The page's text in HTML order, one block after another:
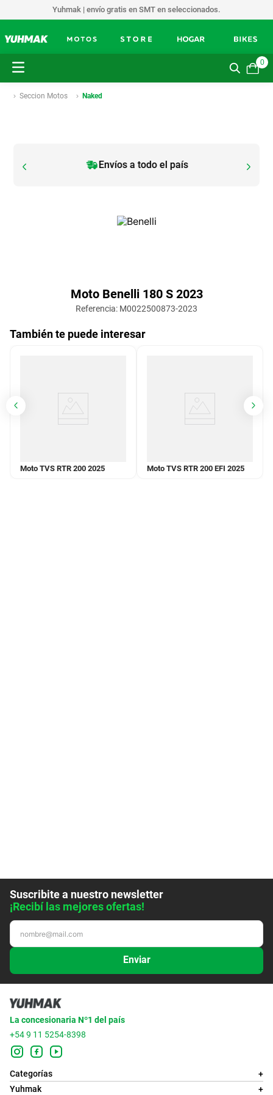
Yuhmak | envío gratis en SMT en seleccionados.
0
Seccion Motos Naked
Envíos a todo el país
Moto Benelli 180 S 2023
Referencia: M0022500873-2023
También te puede interesar
Moto TVS RTR 200 2025 Moto TVS RTR 200 EFI 2025
Suscribite a nuestro newsletter
¡Recibí las mejores ofertas!
Enviar
La concesionaria Nº1 del país
+54 9 11 5254-8398
Categorías
+
Yuhmak
+